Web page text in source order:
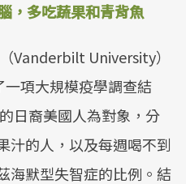
，多吃蔬果和青背魚
Vanderbilt University）
項大規模疫學調查結
日裔美國人為對象，分
汁的人，以及每週喝不到
海默型失智症的比例。結